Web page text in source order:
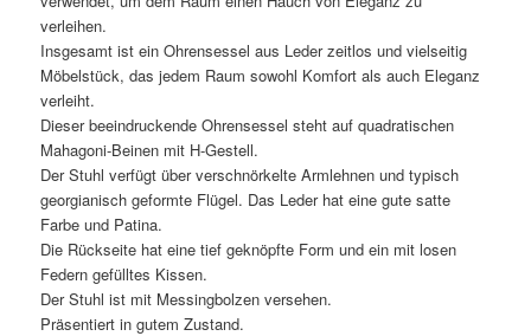
verleihen.
Insgesamt ist ein Ohrensessel aus Leder zeitlos und vielseitig
Möbelstück, das jedem Raum sowohl Komfort als auch Eleganz
verleiht.
Dieser beeindruckende Ohrensessel steht auf quadratischen
Mahagoni-Beinen mit H-Gestell.
Der Stuhl verfügt über verschnörkelte Armlehnen und typisch
georgianisch geformte Flügel. Das Leder hat eine gute satte
Farbe und Patina.
Die Rückseite hat eine tief geknöpfte Form und ein mit losen
Federn gefülltes Kissen.
Der Stuhl ist mit Messingbolzen versehen.
Präsentiert in gutem Zustand.